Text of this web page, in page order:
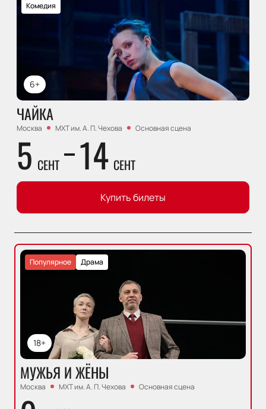
6+
Комедия
ЧАЙКА
Москва МХТ им. А. П. Чехова Основная сцена
5 СЕНТ 14 СЕНТ
Купить билеты
18+
Драма
Популярное
МУЖЬЯ И ЖЁНЫ
Москва МХТ им. А. П. Чехова Основная сцена